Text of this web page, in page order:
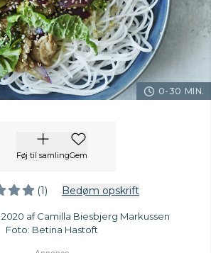
0-30 MIN.
Føj til samlingGem
(1) Bedøm opskrift
af Camilla Biesbjerg Markussen
Foto: Betina Hastoft